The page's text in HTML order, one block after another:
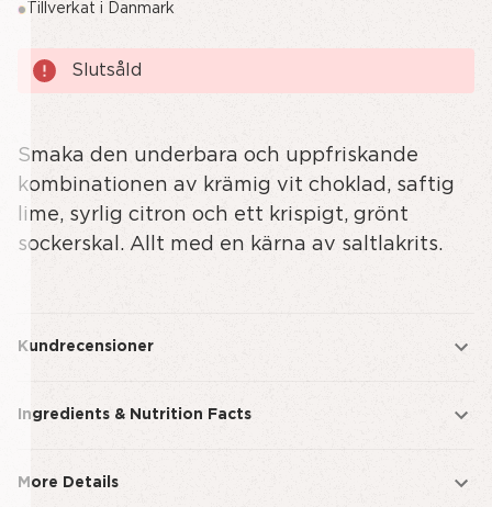
Tillverkat i Danmark
Nuvarande
lager:
Slutsåld
Smaka den underbara och uppfriskande
kombinationen av krämig vit choklad, saftig
lime, syrlig citron och ett krispigt, grönt
sockerskal. Allt med en kärna av saltlakrits.
Kundrecensioner
Ingredients & Nutrition Facts
More Details